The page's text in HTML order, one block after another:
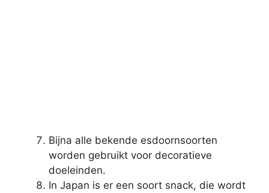
Bijna alle bekende esdoornsoorten
worden gebruikt voor decoratieve
doeleinden.
In Japan is er een soort snack, die wordt